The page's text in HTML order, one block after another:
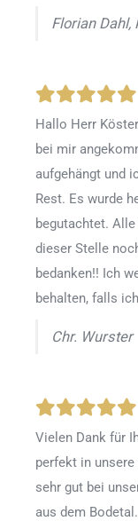
Florian Dahl,
Hallo Herr
bei mir
aufgehängt und
Rest. Es wurde
begutachtet.
dieser Stelle
bedanken!! Ich
behalten, falls
Chr. Wurster
Vielen Dank für
perfekt in
sehr gut bei
aus dem Bodetal.